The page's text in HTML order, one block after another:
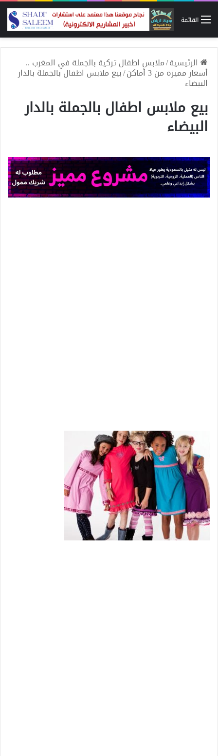
القائمة
الرئيسية/ملابس اطفال تركية بالجملة في المغرب ..
أسعار مميزة من 3 أماكن /بيع ملابس اطفال بالجملة بالدار
البيضاء
بيع ملابس اطفال بالجملة بالدار
البيضاء